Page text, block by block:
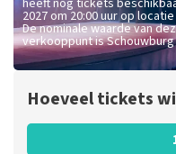
heeft nog tickets
2027 om 20:00 uur op
De nominale waarde van
verkooppunt is
Hoeveel tickets